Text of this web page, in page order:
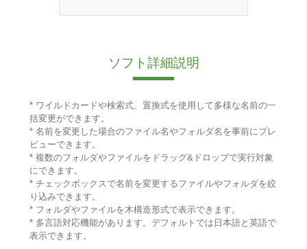
ソフト詳細説明
* ワイルドカードや検索式、置換式を使用して多様な名前の一
括変更ができます。
* 名前を変更した場合のファイル名やフォルダ名を事前にプレ
ビューできます。
* 複数のフォルダやファイルをドラッグ&ドロップで実行対象
にできます。
* チェックボックスで名前を変更するファイルやフォルダを絞
り込みできます。
* フォルダやファイルを木構造形式で表示できます。
* 多言語対応機能があります。デフォルトでは日本語と英語で
表示できます。